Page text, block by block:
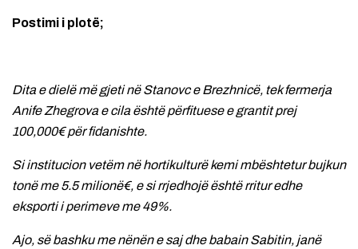
Postimi i plotë;
Dita e dielë më gjeti në Stanovc e Brezhnicë, tek fermerja
Anife Zhegrova e cila është përfituese e grantit prej
100,000€ për fidanishte.
Si institucion vetëm në hortikulturë kemi mbështetur bujkun
tonë me 5.5 milionë€, e si rrjedhojë është rritur edhe
eksporti i perimeve me 49%.
Ajo, së bashku me nënën e saj dhe babain Sabitin, janë